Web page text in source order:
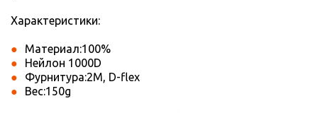
Характеристики:
Материал:100%
Нейлон 1000D
Фурнитура:2M, D-flex
Вес:150g